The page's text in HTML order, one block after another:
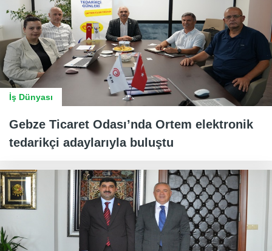
İş Dünyası
Gebze Ticaret Odası’nda Ortem elektronik
tedarikçi adaylarıyla buluştu